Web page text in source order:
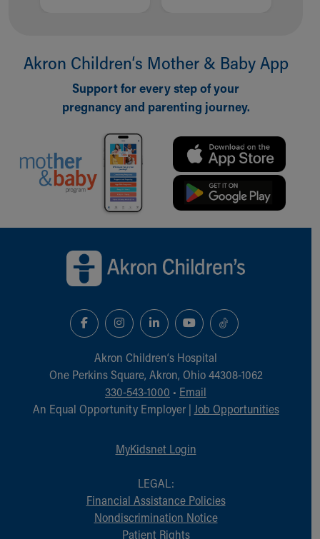
Akron Children‘s Mother & Baby App
Support for every step of your
pregnancy and parenting journey.
Akron Children‘s Hospital
One Perkins Square, Akron, Ohio 44308-1062
330-543-1000 • Email
An Equal Opportunity Employer | Job Opportunities
MyKidsnet Login
LEGAL:
Financial Assistance Policies
Nondiscrimination Notice
Patient Rights